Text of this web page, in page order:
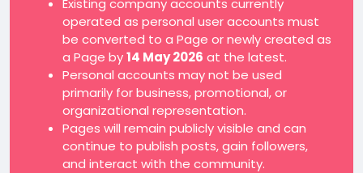
Existing company accounts currently
operated as personal user accounts must
be converted to a Page or newly created as
a Page by14 May 2026 at the latest.
Personal accounts may not be used
primarily for business, promotional, or
organizational representation.
Pages will remain publicly visible and can
continue to publish posts, gain followers,
and interact with the community.